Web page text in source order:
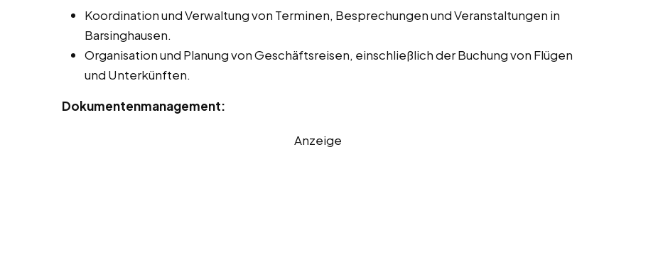
Koordination und Verwaltung von Terminen, Besprechungen und Veranstaltungen in
Barsinghausen.
Organisation und Planung von Geschäftsreisen, einschließlich der Buchung von Flügen
und Unterkünften.
Dokumentenmanagement:
Anzeige